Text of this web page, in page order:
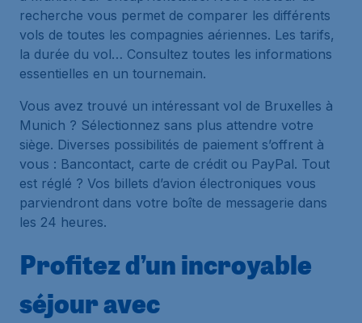
recherche vous permet de comparer les différents
vols de toutes les compagnies aériennes. Les tarifs,
la durée du vol… Consultez toutes les informations
essentielles en un tournemain.
Vous avez trouvé un intéressant vol de Bruxelles à
Munich ? Sélectionnez sans plus attendre votre
siège. Diverses possibilités de paiement s’offrent à
vous : Bancontact, carte de crédit ou PayPal. Tout
est réglé ? Vos billets d’avion électroniques vous
parviendront dans votre boîte de messagerie dans
les 24 heures.
Profitez d’un incroyable
séjour avec